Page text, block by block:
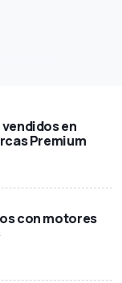
en
Premium
con motores